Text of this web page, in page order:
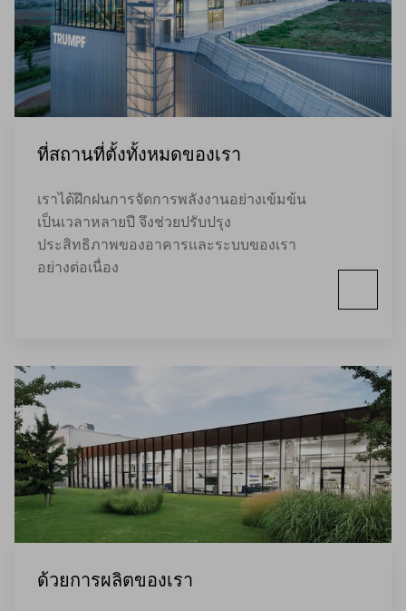
ที่สถานที่ตั้งทั้งหมดของเรา
เราได้ฝึกฝนการจัดการพลังงานอย่างเข้มข้น
เป็นเวลาหลายปี จึงช่วยปรับปรุง
ประสิทธิภาพของอาคารและระบบของเรา
อย่างต่อเนื่อง
ด้วยการผลิตของเรา